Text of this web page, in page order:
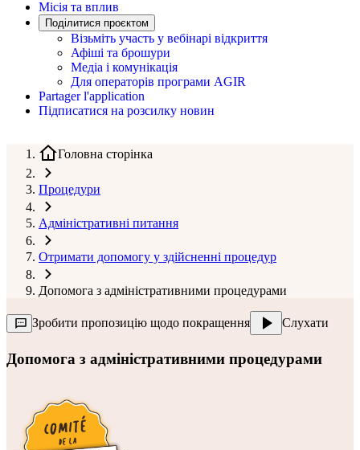
Місія та вплив
Поділитися проєктом
Візьміть участь у вебінарі відкриття
Афіші та брошури
Медіа і комунікація
Для операторів програми AGIR
Partager l'application
Підписатися на розсилку новин
Головна сторінка
Процедури
Адміністративні питання
Отримати допомогу у здійсненні процедур
Допомога з адміністративними процедурами
Зробити пропозицію щодо покращення Слухати
Допомога з адміністративними процедурами